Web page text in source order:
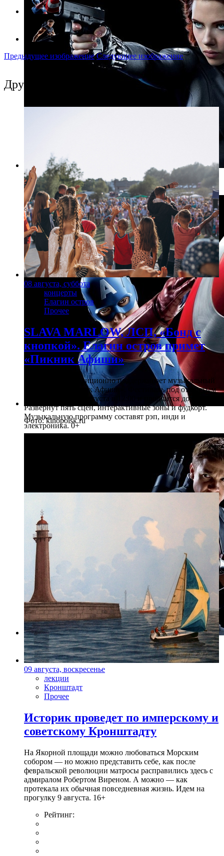
Фото: kinopoisk.ru
Фото: kinopoisk.ru
Фото: kinopoisk.ru
Предыдущее изображение Следующее изображение
Другие события
08 августа, суббота
концерты
Елагин остров
Прочее
SLAVA MARLOW, ЛСП, «Бонд с
кнопкой». Елагин остров примет
«Пикник Афиши»
Летний вайб традиционно поддерживает музыкальный
фестиваль «Пикник Афиши». Фестиваль под открытым
небом стартует 8 августа в 12:00 и продлится до 23:00.
Развернут пять сцен, интерактивные зоны и фудкорт.
Музыкальную программу составят рэп, инди и
электроника. 0+
09 августа, воскресенье
лекции
Кронштадт
Прочее
Историк проведет по имперскому и
советскому Кронштадту
На Якорной площади можно любоваться Морским
собором — но можно представить себе, как после
февральской революции матросы расправились здесь с
адмиралом Робертом Виреном. А можно — как
протекала их обычная повседневная жизнь. Идем на
прогулку 9 августа. 16+
Рейтинг: